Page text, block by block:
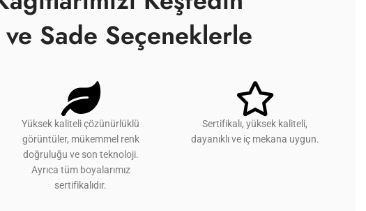
Sade Seçeneklerle
Yüksek kaliteli çözünürlüklü
görüntüler, mükemmel renk
doğruluğu ve son teknoloji.
Ayrıca tüm boyalarımız
sertifikalıdır.
Sertifikalı, yüksek kaliteli,
dayanıklı ve iç mekana uygun.